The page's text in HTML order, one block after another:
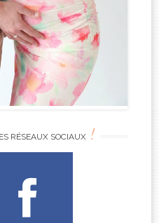
RÉSEAUX SOCIAUX !